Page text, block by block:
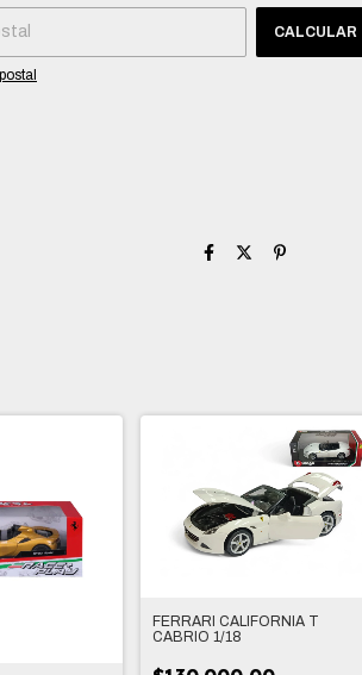
CALCULAR
FERRARI CALIFORNIA T
CABRIO 1/18